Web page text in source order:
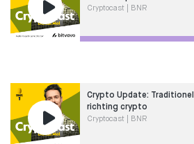
Cryptocast | BNR
Crypto Update:
richting crypto
Cryptocast | BNR